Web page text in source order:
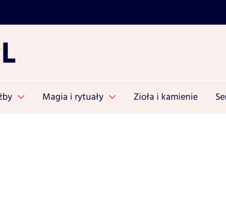
Magia i rytuały Zioła i kamienie